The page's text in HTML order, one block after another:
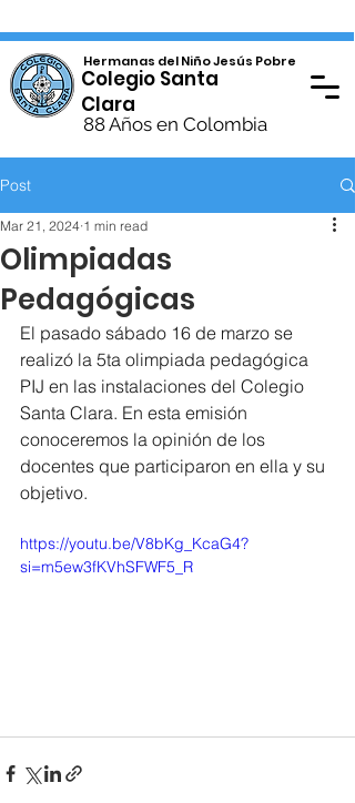
Hermanas del Niño Jesús Pobre
Colegio Santa
Clara
88 Años en Colombia
Post
Olimpiadas
Pedagógicas
Mar 21, 2024 1 min read
El pasado sábado 16 de marzo se
realizó la 5ta olimpiada pedagógica
PIJ en las instalaciones del Colegio
Santa Clara. En esta emisión
conoceremos la opinión de los
docentes que participaron en ella y su
objetivo.
https://youtu.be/V8bKg_KcaG4?
si=m5ew3fKVhSFWF5_R